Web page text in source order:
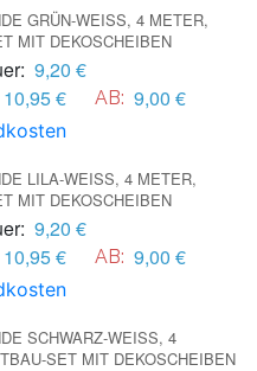
GRÜN-WEISS, 4 METER, S
DEKOSCHEIBEN
9,20 €
10,95 € AB: 9,00 €
LILA-WEISS, 4 METER, S
DEKOSCHEIBEN
9,20 €
10,95 € AB: 9,00 €
SCHWARZ-WEISS, 4 M
SET MIT DEKOSCHEIBEN